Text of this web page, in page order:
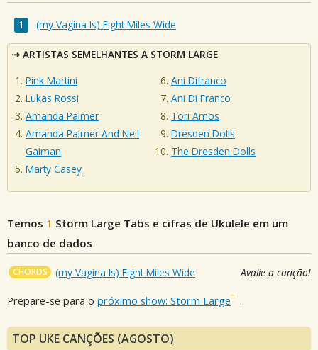
(my Vagina Is) Eight Miles Wide
ARTISTAS SEMELHANTES A STORM LARGE
Pink Martini
Lukas Rossi
Amanda Palmer
Amanda Palmer And Neil
Gaiman
Marty Casey
Ani Difranco
Ani Di Franco
Tori Amos
Dresden Dolls
The Dresden Dolls
Temos 1 Storm Large Tabs e cifras de Ukulele em um
banco de dados
CHORDS (my Vagina Is) Eight Miles Wide Avalie a canção!
Prepare-se para o próximo show: Storm Large .
TOP UKE CANÇÕES (AGOSTO)